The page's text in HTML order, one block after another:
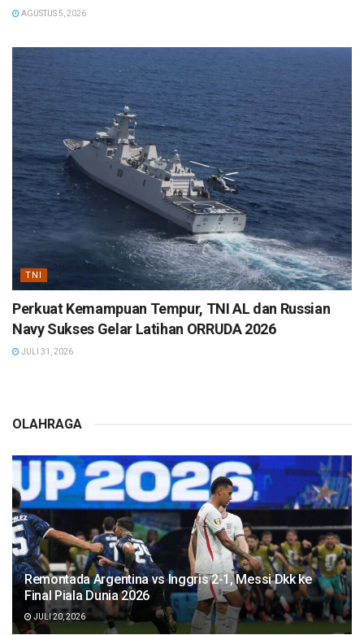
AGUSTUS 5, 2026
TNI
Perkuat Kemampuan Tempur, TNI AL dan Russian
Navy Sukses Gelar Latihan ORRUDA 2026
JULI 31, 2026
OLAHRAGA
Remontada Argentina vs Inggris 2-1, Messi Dkk ke
Final Piala Dunia 2026
JULI 20, 2026